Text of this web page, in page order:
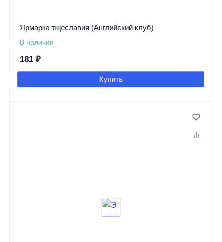
Ярмарка тщеславия (Английский клуб)
В наличии
181 ₽
Купить